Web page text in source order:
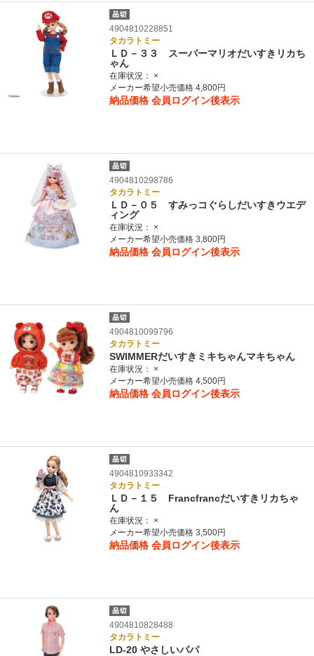
4904810228851
タカラトミー
ＬＤ－３３ スーパーマリオだいすきリカち
ゃん
在庫状況：
×
メーカー希望小売価格 4,800円
納品価格 会員ログイン後表示
4904810298786
タカラトミー
ＬＤ－０５ すみっコぐらしだいすきウエデ
ィング
在庫状況：
×
メーカー希望小売価格 3,800円
納品価格 会員ログイン後表示
4904810099796
タカラトミー
SWIMMERだいすきミキちゃんマキちゃん
在庫状況：
×
メーカー希望小売価格 4,500円
納品価格 会員ログイン後表示
4904810933342
タカラトミー
ＬＤ－１５ Francfrancだいすきリカちゃ
ん
在庫状況：
×
メーカー希望小売価格 3,500円
納品価格 会員ログイン後表示
4904810828488
タカラトミー
LD-20 やさしいパパ